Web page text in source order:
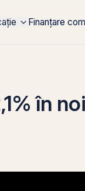
Finanțare
în